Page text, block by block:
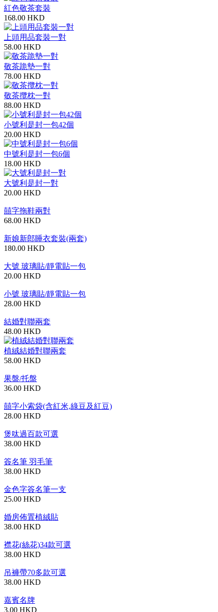
紅色敬茶套裝
168.00 HKD
上頭用品套裝一對
58.00 HKD
敬茶跪墊一對
78.00 HKD
敬茶攬枕一對
88.00 HKD
小號利是封一包42個
20.00 HKD
中號利是封一包6個
18.00 HKD
大號利是封一對
20.00 HKD
囍字拖鞋兩對
68.00 HKD
新娘新郎睡衣套裝(兩套)
180.00 HKD
大號 玻璃貼/靜電貼一包
20.00 HKD
小號 玻璃貼/靜電貼一包
28.00 HKD
結婚對聯兩套
48.00 HKD
植絨結婚對聯兩套
58.00 HKD
果盤/托盤
36.00 HKD
囍字小索袋(含紅米,綠豆及紅豆)
28.00 HKD
煲呔過百款可選
38.00 HKD
簽名筆 羽毛筆
38.00 HKD
金色字簽名筆一支
25.00 HKD
婚房佈置植絨貼
38.00 HKD
襟花(絲花)34款可選
38.00 HKD
吊褲帶70多款可選
38.00 HKD
嘉賓名牌
3.00 HKD